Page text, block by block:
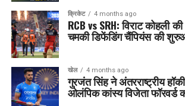
क्रिकेट 4 months ago
RCB vs SRH: विराट कोहली
चमकी डिफेंडिंग चैंपियंस की
खेल 4 months ago
गुरजंत सिंह ने अंतरराष्ट्रीय
ओलंपिक कांस्य विजेता फॉरवर्ड